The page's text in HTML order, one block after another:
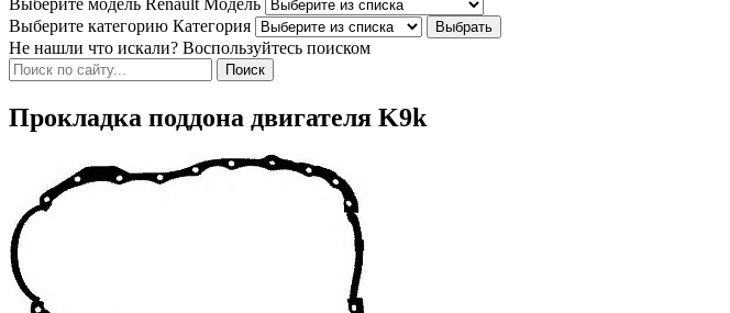
Выберите категорию Категория
Не нашли что искали? Воспользуйтесь поиском
Прокладка поддона двигателя K9k